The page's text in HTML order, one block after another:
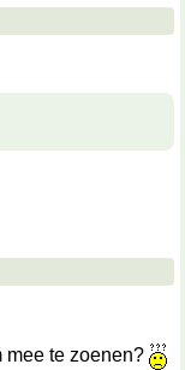
mee te zoenen?